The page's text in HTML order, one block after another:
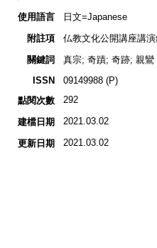
使用語言
日文=Japanese
附註項
仏教文化公開講座講
關鍵詞
真宗; 奇蹟; 奇跡; 親鸞
ISSN
09149988 (P)
點閱次數
292
建檔日期 2021.03.02
更新日期 2021.03.02